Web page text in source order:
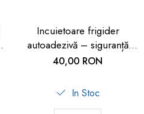
Incuietoare frigider
autoadezivă – siguranță
copii 2 buc
40,00 RON
In Stoc